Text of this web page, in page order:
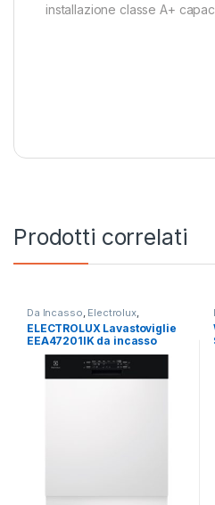
installazione classe A+
Prodotti correlati
Da Incasso Electrolux,
Lavastoviglie
ELECTROLUX Lavastoviglie
EEA47201IK da incasso
frontalino